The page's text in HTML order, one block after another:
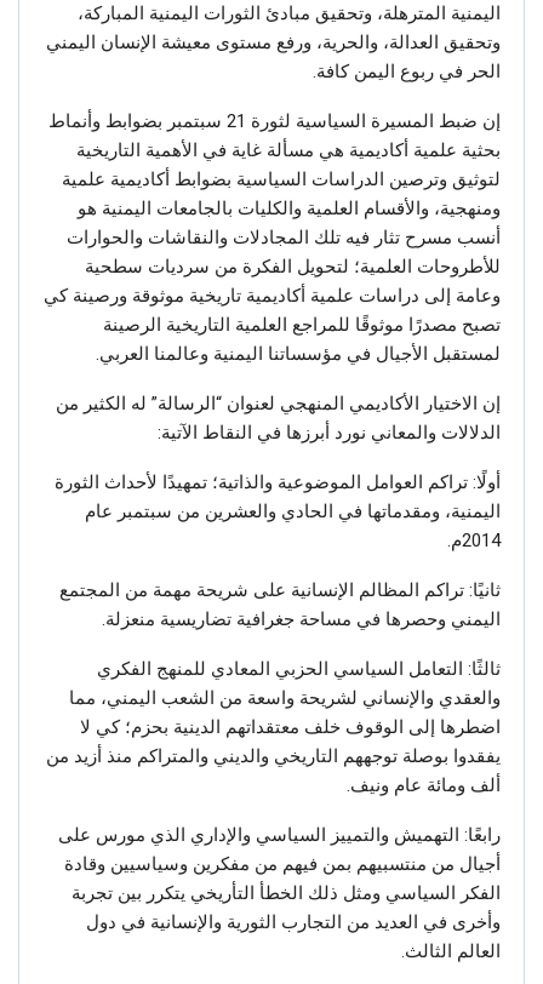
اليمنية المترهلة، وتحقيق مبادئ الثورات اليمنية المباركة،
وتحقيق العدالة، والحرية، ورفع مستوى معيشة الإنسان اليمني
الحر في ربوع اليمن كافة.
إن ضبط المسيرة السياسية لثورة 21 سبتمبر بضوابط وأنماط
بحثية علمية أكاديمية هي مسألة غاية في الأهمية التاريخية
لتوثيق وترصين الدراسات السياسية بضوابط أكاديمية علمية
ومنهجية، والأقسام العلمية والكليات بالجامعات اليمنية هو
أنسب مسرح تثار فيه تلك المجادلات والنقاشات والحوارات
للأطروحات العلمية؛ لتحويل الفكرة من سرديات سطحية
وعامة إلى دراسات علمية أكاديمية تاريخية موثوقة ورصينة كي
تصبح مصدرًا موثوقًا للمراجع العلمية التاريخية الرصينة
لمستقبل الأجيال في مؤسساتنا اليمنية وعالمنا العربي.
إن الاختيار الأكاديمي المنهجي لعنوان “الرسالة” له الكثير من
الدلالات والمعاني نورد أبرزها في النقاط الآتية:
أولًا: تراكم العوامل الموضوعية والذاتية؛ تمهيدًا لأحداث الثورة
اليمنية، ومقدماتها في الحادي والعشرين من سبتمبر عام
2014م.
ثانيًا: تراكم المظالم الإنسانية على شريحة مهمة من المجتمع
اليمني وحصرها في مساحة جغرافية تضاريسية منعزلة.
ثالثًا: التعامل السياسي الحزبي المعادي للمنهج الفكري
والعقدي والإنساني لشريحة واسعة من الشعب اليمني، مما
اضطرها إلى الوقوف خلف معتقداتهم الدينية بحزم؛ كي لا
يفقدوا بوصلة توجههم التاريخي والديني والمتراكم منذ أزيد من
ألف ومائة عام ونيف.
رابعًا: التهميش والتمييز السياسي والإداري الذي مورس على
أجيال من منتسبيهم بمن فيهم من مفكرين وسياسيين وقادة
الفكر السياسي ومثل ذلك الخطأ التأريخي يتكرر بين تجربة
وأخرى في العديد من التجارب الثورية والإنسانية في دول
العالم الثالث.